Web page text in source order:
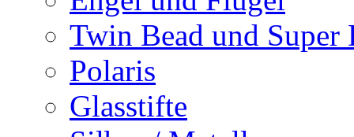
Twin Bead und Super
Polaris
Glasstifte